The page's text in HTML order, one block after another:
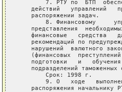
7. РТУ по  БТП
действий   управлений
   распоряжении задач.
8. Финансовому
представления
финансовые   средства
рекомендаций по
нарушений  валютного
(финансовых
подготовки   и
подразделений таможенных
       Срок: 1998 г.
9. О   ходе
распоряжения начальнику